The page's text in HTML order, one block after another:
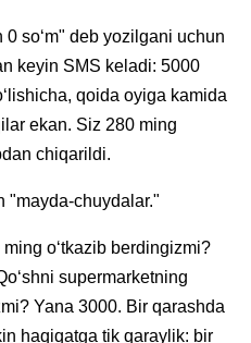
0 so‘m" deb yozilgani uchun
keyin SMS keladi: 5000
qoida oyiga kamida
ekan. Siz 280 ming
chiqarildi.
"mayda-chuydalar."
o‘tkazib berdingizmi?
supermarketning
Yana 3000. Bir qarashda
haqiqatga tik qaraylik: bir